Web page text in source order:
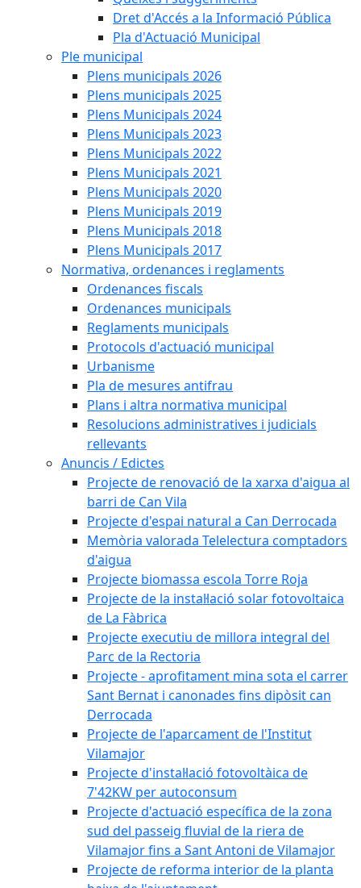
Dret d'Accés a la Informació Pública
Pla d'Actuació Municipal
Ple municipal
Plens municipals 2026
Plens municipals 2025
Plens Municipals 2024
Plens Municipals 2023
Plens Municipals 2022
Plens Municipals 2021
Plens Municipals 2020
Plens Municipals 2019
Plens Municipals 2018
Plens Municipals 2017
Normativa, ordenances i reglaments
Ordenances fiscals
Ordenances municipals
Reglaments municipals
Protocols d'actuació municipal
Urbanisme
Pla de mesures antifrau
Plans i altra normativa municipal
Resolucions administratives i judicials
rellevants
Anuncis / Edictes
Projecte de renovació de la xarxa d'aigua al
barri de Can Vila
Projecte d'espai natural a Can Derrocada
Memòria valorada Telelectura comptadors
d'aigua
Projecte biomassa escola Torre Roja
Projecte de la instal·lació solar fotovoltaica
de La Fàbrica
Projecte executiu de millora integral del
Parc de la Rectoria
Projecte - aprofitament mina sota el carrer
Sant Bernat i canonades fins dipòsit can
Derrocada
Projecte de l'aparcament de l'Institut
Vilamajor
Projecte d'instal·lació fotovoltàica de
7'42KW per autoconsum
Projecte d'actuació específica de la zona
sud del passeig fluvial de la riera de
Vilamajor fins a Sant Antoni de Vilamajor
Projecte de reforma interior de la planta